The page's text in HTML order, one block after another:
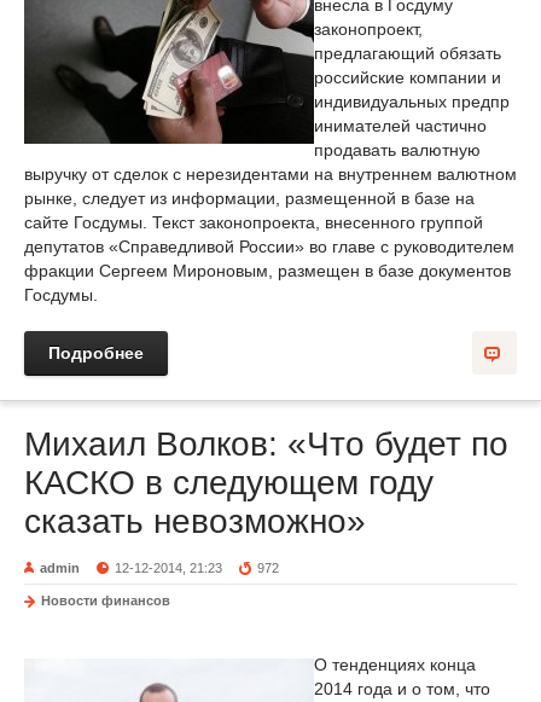
внесла в Госдуму
законопроект,
предлагающий обязать
российские компании и
индивидуальных предпр
инимателей частично
продавать валютную
выручку от сделок с нерезидентами на внутреннем валютном
рынке, следует из информации, размещенной в базе на
сайте Госдумы. Текст законопроекта, внесенного группой
депутатов «Справедливой России» во главе с руководителем
фракции Сергеем Мироновым, размещен в базе документов
Госдумы.
Подробнее
Михаил Волков: «Что будет по
КАСКО в следующем году
сказать невозможно»
admin 12-12-2014, 21:23 972
Новости финансов
О тенденциях конца
2014 года и о том, что